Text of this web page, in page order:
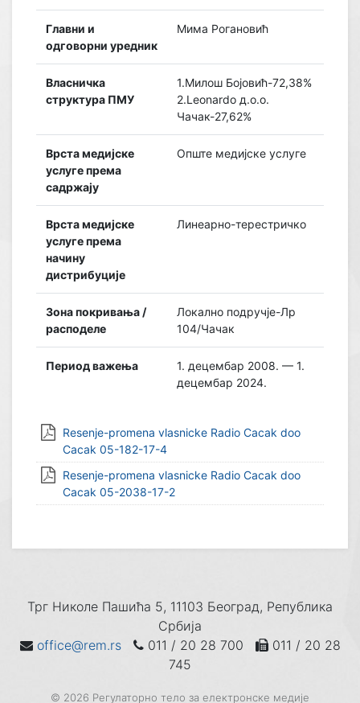
Главни и
одговорни уредник
Мима Рогановић
Власничка
структура ПМУ
1.Милош Бојовић-72,38%
2.Leonardo д.о.о.
Чачак-27,62%
Врста медијске
услуге према
садржају
Опште медијске услуге
Врста медијске
услуге према
начину
дистрибуције
Линеарно-терестричко
Зона покривања /
расподеле
Локално подручје-Лр
104/Чачак
Период важења
1. децембар 2008. — 1.
децембар 2024.
Resenje-promena vlasnicke Radio Cacak doo
Cacak 05-182-17-4
Resenje-promena vlasnicke Radio Cacak doo
Cacak 05-2038-17-2
Трг Николе Пашића 5, 11103 Београд, Република
Србија
office@rem.rs
011 / 20 28 700
011 / 20 28
745
© 2026 Регулаторно тело за електронске медије